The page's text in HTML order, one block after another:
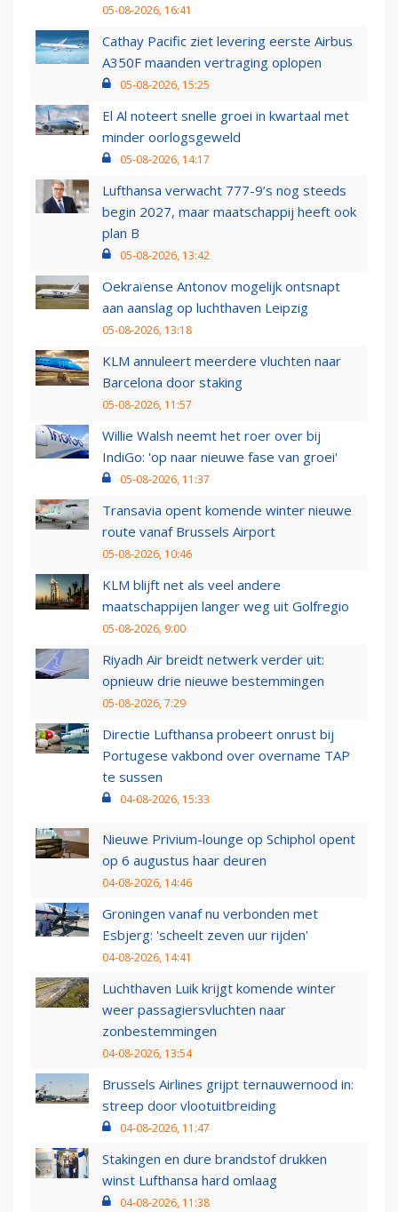
05-08-2026, 16:41
Cathay Pacific ziet levering eerste Airbus
A350F maanden vertraging oplopen
05-08-2026, 15:25
El Al noteert snelle groei in kwartaal met
minder oorlogsgeweld
05-08-2026, 14:17
Lufthansa verwacht 777-9’s nog steeds
begin 2027, maar maatschappij heeft ook
plan B
05-08-2026, 13:42
Oekraïense Antonov mogelijk ontsnapt
aan aanslag op luchthaven Leipzig
05-08-2026, 13:18
KLM annuleert meerdere vluchten naar
Barcelona door staking
05-08-2026, 11:57
Willie Walsh neemt het roer over bij
IndiGo: 'op naar nieuwe fase van groei'
05-08-2026, 11:37
Transavia opent komende winter nieuwe
route vanaf Brussels Airport
05-08-2026, 10:46
KLM blijft net als veel andere
maatschappijen langer weg uit Golfregio
05-08-2026, 9:00
Riyadh Air breidt netwerk verder uit:
opnieuw drie nieuwe bestemmingen
05-08-2026, 7:29
Directie Lufthansa probeert onrust bij
Portugese vakbond over overname TAP
te sussen
04-08-2026, 15:33
Nieuwe Privium-lounge op Schiphol opent
op 6 augustus haar deuren
04-08-2026, 14:46
Groningen vanaf nu verbonden met
Esbjerg: 'scheelt zeven uur rijden'
04-08-2026, 14:41
Luchthaven Luik krijgt komende winter
weer passagiersvluchten naar
zonbestemmingen
04-08-2026, 13:54
Brussels Airlines grijpt ternauwernood in:
streep door vlootuitbreiding
04-08-2026, 11:47
Stakingen en dure brandstof drukken
winst Lufthansa hard omlaag
04-08-2026, 11:38